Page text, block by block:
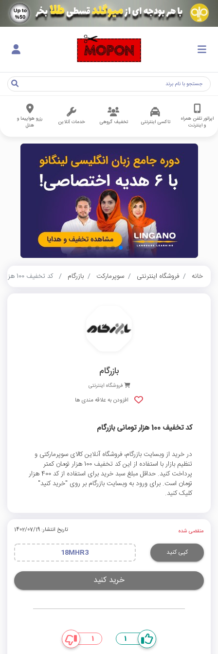
اپراتور تلفن همراه
و اینترنت
تاکسی اینترنتی تخفیف گروهی خدمات آنلاین
رزرو هواپیما و
هتل
خانه فروشگاه اینترنتی سوپرمارکت بازرگام کد تخفیف 100 هزار تومانی بازرگام
بازرگام
فروشگاه اینترنتی
افزودن به علاقه مندی ها
کد تخفیف 100 هزار تومانی بازرگام
در خرید از وبسایت بازرگام، فروشگاه آنلاین کالای سوپرمارکتی و
تنظیم بازار با استفاده از این کد تخفیف 100 هزار تومان کمتر
پرداخت کنید. حداقل مبلغ سبد خرید برای استفاده از کد 400 هزار
تومان است. برای ورود به وبسایت بازرگام بر روی "خرید کنید"
کلیک کنید.
منقضی شده تاریخ انتشار: 1402/07/19
کپی کنید 18MHR3
خرید کنید
1
1